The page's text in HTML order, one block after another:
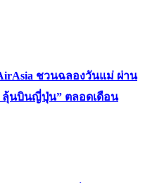
ชวนฉลองวันแม่ ผ่าน
นบินญี่ปุ่น” ตลอดเดือน